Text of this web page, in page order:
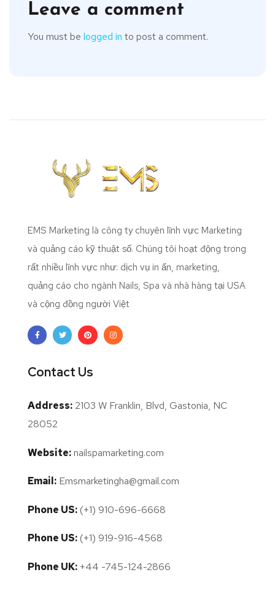
Leave a comment
You must be logged in to post a comment.
EMS Marketing là công ty chuyên lĩnh vực Marketing
và quảng cáo kỹ thuật số. Chúng tôi hoạt động trong
rất nhiều lĩnh vực như: dịch vụ in ấn, marketing,
quảng cáo cho ngành Nails, Spa và nhà hàng tại USA
và cộng đồng người Việt
Contact Us
Address: 2103 W Franklin, Blvd, Gastonia, NC
28052
Website:nailspamarketing.com
Email: Emsmarketingha@gmail.com
Phone US: (+1) 910-696-6668
Phone US: (+1) 919-916-4568
Phone UK: +44 -745-124-2866